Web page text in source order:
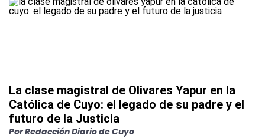
La clase magistral de Olivares Yapur en la
Católica de Cuyo: el legado de su padre y el
futuro de la Justicia
PorRedacción Diario de Cuyo